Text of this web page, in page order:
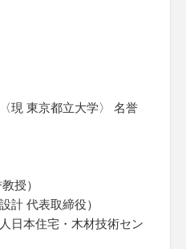
現 東京都立大学〉 名誉
授）
計 代表取締役）
日本住宅・木材技術セン